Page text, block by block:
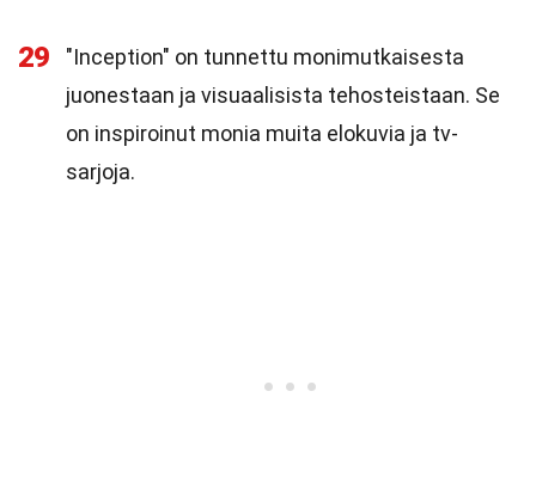
29
"Inception" on tunnettu monimutkaisesta
juonestaan ja visuaalisista tehosteistaan. Se
on inspiroinut monia muita elokuvia ja tv-
sarjoja.